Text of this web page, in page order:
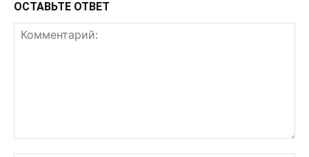
ОСТАВЬТЕ ОТВЕТ